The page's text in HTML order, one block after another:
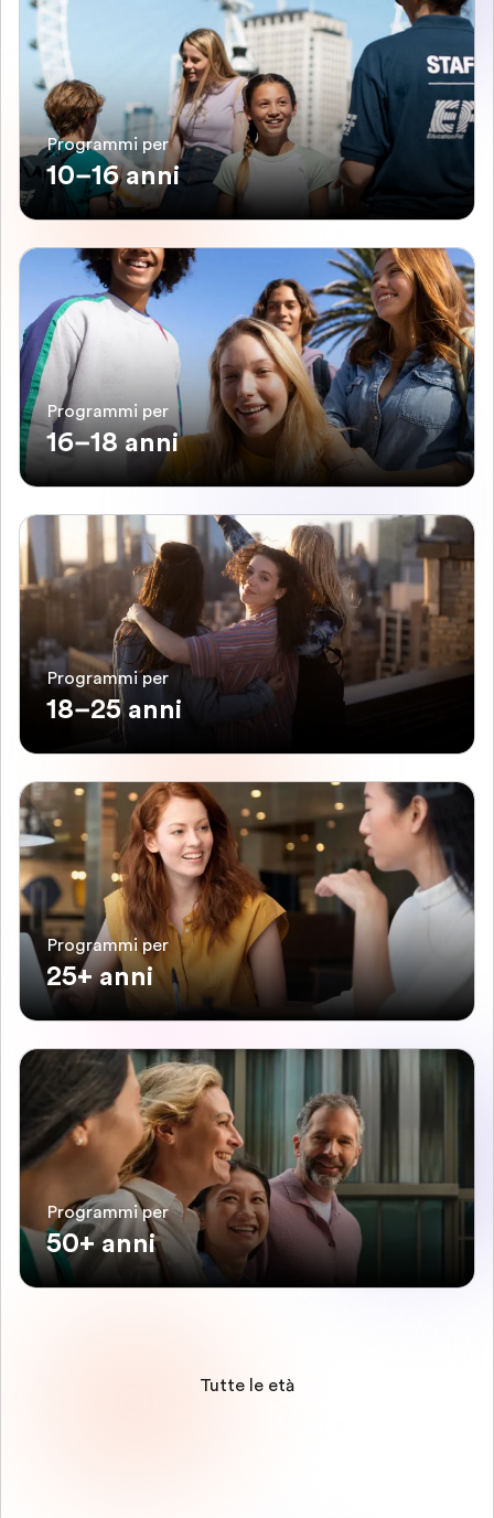
Programmi per
10–16 anni
Programmi per
16–18 anni
Programmi per
18–25 anni
Programmi per
25+ anni
Programmi per
50+ anni
Tutte le età